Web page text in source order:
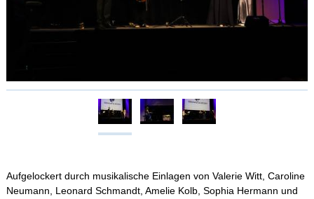
Aufgelockert durch musikalische Einlagen von Valerie Witt, Caroline
Neumann, Leonard Schmandt, Amelie Kolb, Sophia Hermann und